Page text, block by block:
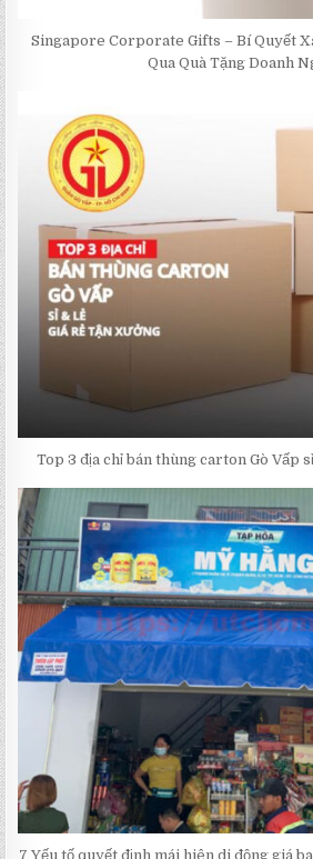
Singapore Corporate Gifts – Bí Quyết
Qua Quà Tặng Doanh
Top 3 địa chỉ bán thùng carton Gò Vấp
7 Yếu tố quyết định mái hiên di động giá